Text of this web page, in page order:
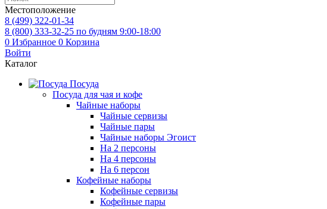
Местоположение
8 (499) 322-01-34
8 (800) 333-32-25 по будням 9:00-18:00
0 Избранное 0 Корзина
Войти
Каталог
Посуда
Посуда для чая и кофе
Чайные наборы
Чайные сервизы
Чайные пары
Чайные наборы Эгоист
На 2 персоны
На 4 персоны
На 6 персон
Кофейные наборы
Кофейные сервизы
Кофейные пары